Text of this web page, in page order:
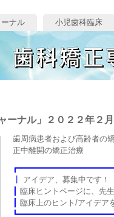
ナル 小児歯科臨床
ーナル」２０２２年２
歯周病患者および高齢者の
正中離開の矯正治療
アイデア
臨床ヒントページに、先
臨床上のヒント/ア